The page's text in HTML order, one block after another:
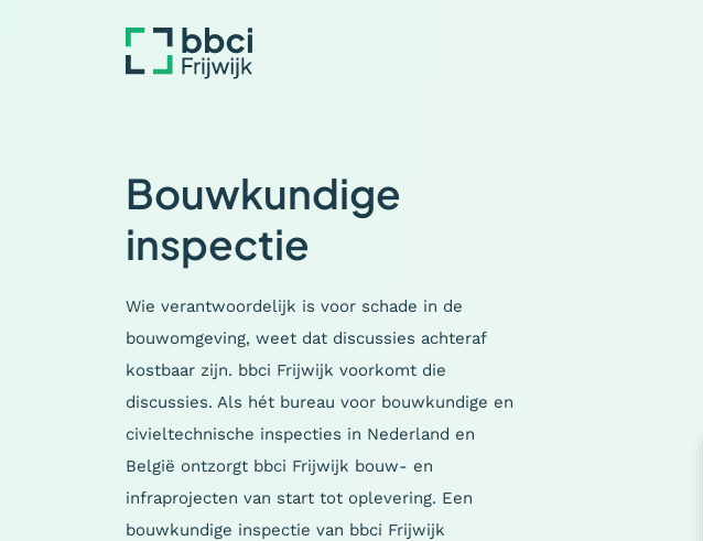
Bouwkundige
inspectie
Wie verantwoordelijk is voor schade in de
bouwomgeving, weet dat discussies achteraf
kostbaar zijn. bbci Frijwijk voorkomt die
discussies. Als hét bureau voor bouwkundige en
civieltechnische inspecties in Nederland en
België ontzorgt bbci Frijwijk bouw- en
infraprojecten van start tot oplevering. Een
bouwkundige inspectie van bbci Frijwijk